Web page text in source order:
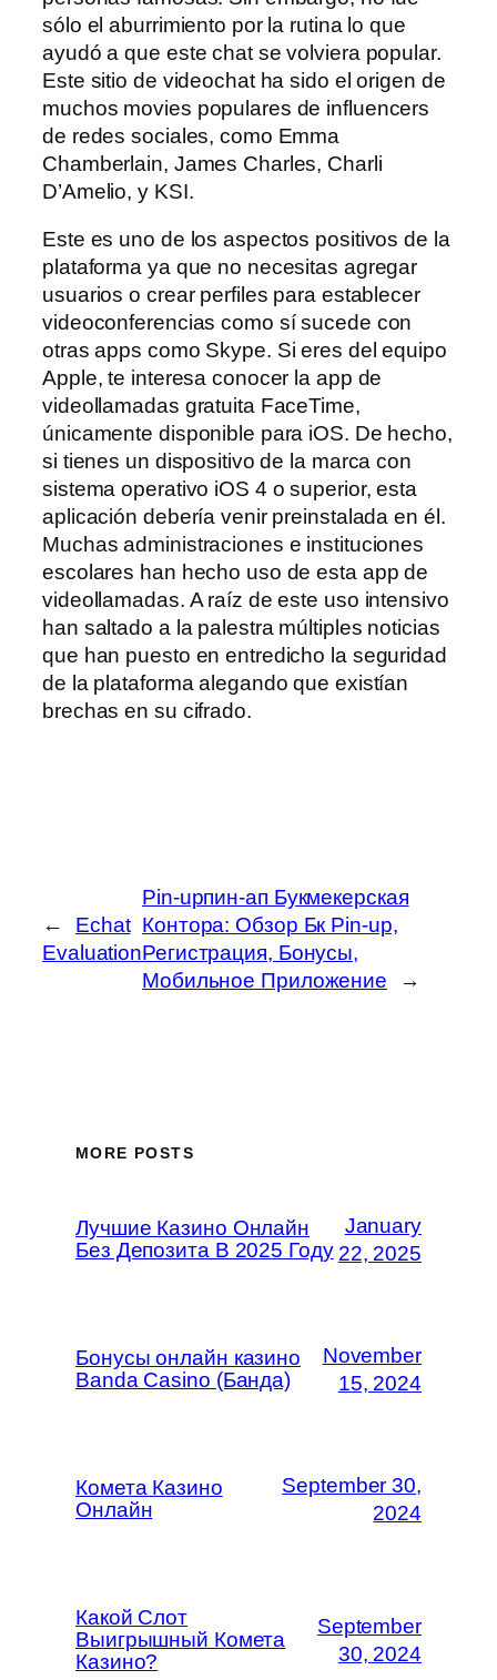
sólo el aburrimiento por la rutina lo que
ayudó a que este chat se volviera popular.
Este sitio de videochat ha sido el origen de
muchos movies populares de influencers
de redes sociales, como Emma
Chamberlain, James Charles, Charli
D’Amelio, y KSI.
Este es uno de los aspectos positivos de la
plataforma ya que no necesitas agregar
usuarios o crear perfiles para establecer
videoconferencias como sí sucede con
otras apps como Skype. Si eres del equipo
Apple, te interesa conocer la app de
videollamadas gratuita FaceTime,
únicamente disponible para iOS. De hecho,
si tienes un dispositivo de la marca con
sistema operativo iOS 4 o superior, esta
aplicación debería venir preinstalada en él.
Muchas administraciones e instituciones
escolares han hecho uso de esta app de
videollamadas. A raíz de este uso intensivo
han saltado a la palestra múltiples noticias
que han puesto en entredicho la seguridad
de la plataforma alegando que existían
brechas en su cifrado.
←
Echat
Evaluation
Pin-upпин-ап Букмекерская
Контора: Обзор Бк Pin-up,
Регистрация, Бонусы,
Мобильное Приложение
→
MORE POSTS
Лучшие Казино Онлайн
Без Депозита В 2025 Году
January
22, 2025
Бонусы онлайн казино
Banda Casino (Банда)
November
15, 2024
Комета Казино
Онлайн
September 30,
2024
Какой Слот
Выигрышный Комета
Казино?
September
30, 2024